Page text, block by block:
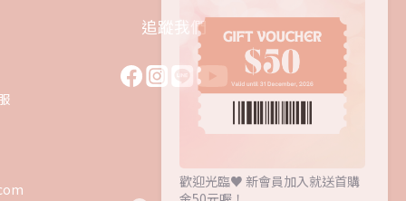
追蹤我們
歡迎光臨♥️ 新會員加入就送首購